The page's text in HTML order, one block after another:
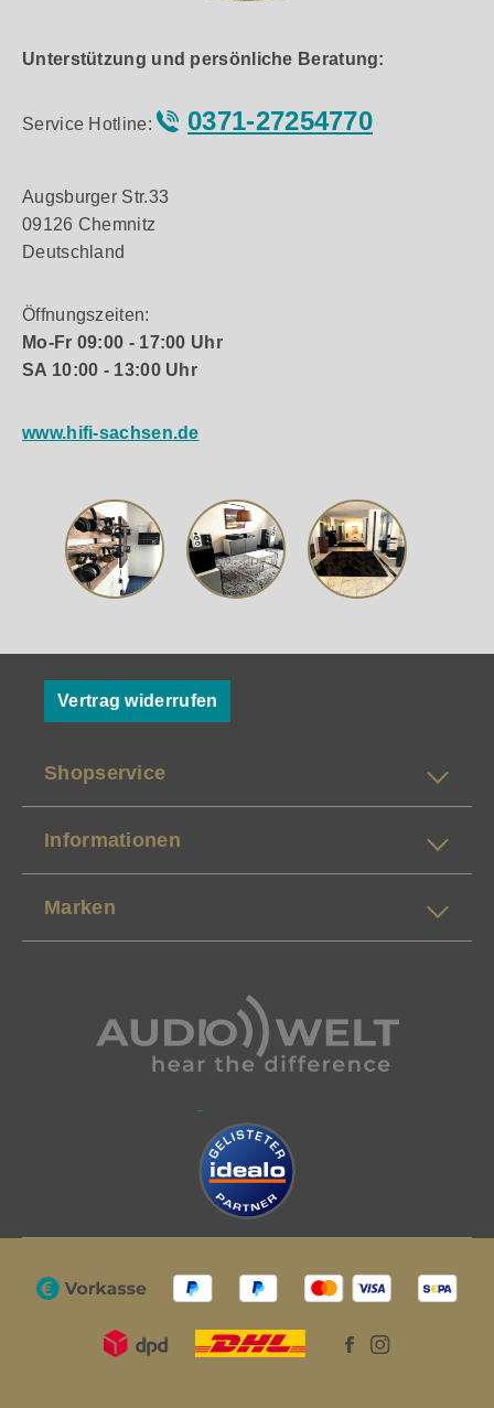
Unterstützung und persönliche Beratung:
Service Hotline: 0371-27254770
Augsburger Str.33
09126 Chemnitz
Deutschland
Öffnungszeiten:
Mo-Fr 09:00 - 17:00 Uhr
SA 10:00 - 13:00 Uhr
www.hifi-sachsen.de
Vertrag widerrufen
Shopservice
Informationen
Marken